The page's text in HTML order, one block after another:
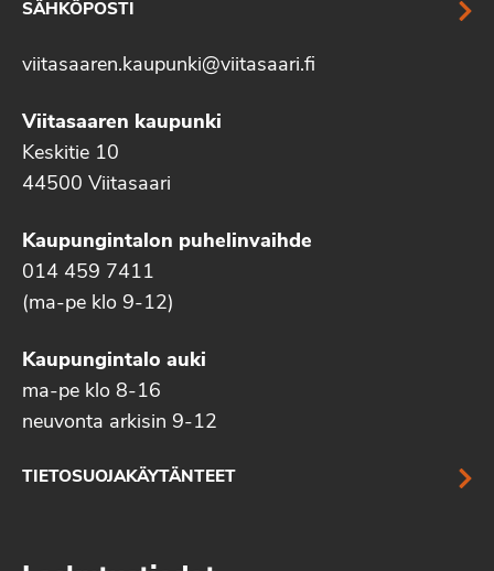
SÄHKÖPOSTI
viitasaaren.kaupunki@viitasaari.fi
Viitasaaren kaupunki
Keskitie 10
44500 Viitasaari
Kaupungintalon puhelinvaihde
014 459 7411
(ma-pe klo 9-12)
Kaupungintalo auki
ma-pe klo 8-16
neuvonta arkisin 9-12
TIETOSUOJAKÄYTÄNTEET